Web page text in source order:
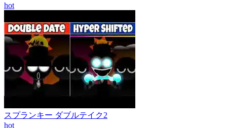
hot
スプランキー ダブルテイク2
hot